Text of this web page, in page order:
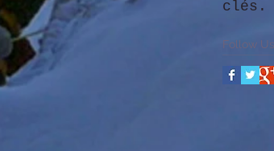
clés.
Follow Us